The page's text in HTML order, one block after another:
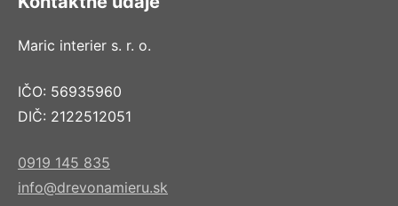
Maric interier s. r. o.
IČO: 56935960
DIČ: 2122512051
0919 145 835
info@drevonamieru.sk